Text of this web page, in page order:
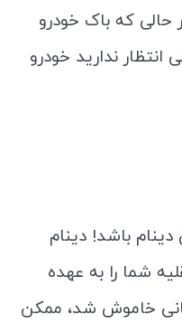
حالی که باک خودرو
ندارید خودرو
باشد! دینام
شما را به عهده
خاموش شد، ممکن